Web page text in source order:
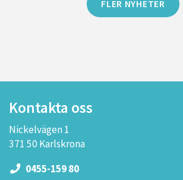
FLER NYHETER
Kontakta oss
Nickelvägen 1
371 50 Karlskrona
0455-159 80